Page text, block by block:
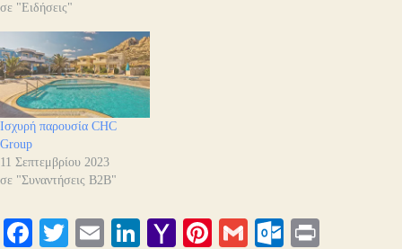
σε "Ειδήσεις"
Ισχυρή παρουσία CHC
Group
11 Σεπτεμβρίου 2023
σε "Συναντήσεις B2B"
Fa T
E
Li Y
Pi G
O